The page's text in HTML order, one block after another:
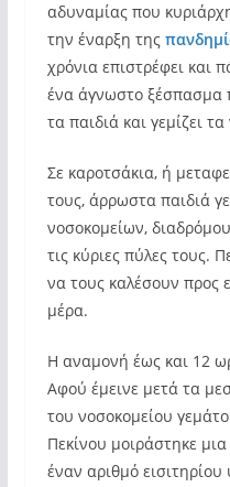
αδυναμίας που
την έναρξη της
χρόνια επιστρέφει και
ένα άγνωστο ξέσπασμα
τα παιδιά και γεμίζει
Σε καροτσάκια, ή
τους, άρρωστα παιδιά
νοσοκομείων,
τις κύριες πύλες τους.
να τους καλέσουν προς
μέρα.
Η αναμονή έως και 12
Αφού έμεινε μετά τα
του νοσοκομείου
Πεκίνου μοιράστηκε
έναν αριθμό